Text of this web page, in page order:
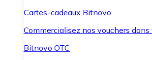
Cartes-cadeaux Bitnovo
Commercialisez nos vouchers
Bitnovo OTC